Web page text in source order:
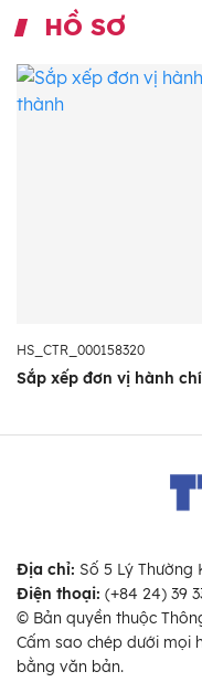
HỒ SƠ
HS_CTR_000158320
Sắp xếp đơn vị hành
Địa chỉ: Số 5 Lý
Điện thoại: (+84 24) 39
© Bản quyền thuộc
Cấm sao chép dưới mọi
bằng văn bản.